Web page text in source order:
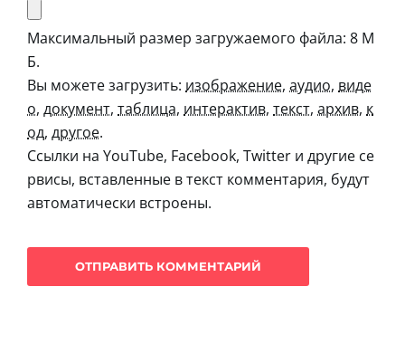
Максимальный размер загружаемого файла: 8 М
Б.
Вы можете загрузить: изображение, аудио, виде
о, документ, таблица, интерактив, текст, архив, к
од, другое.
Ссылки на YouTube, Facebook, Twitter и другие се
рвисы, вставленные в текст комментария, будут
автоматически встроены.